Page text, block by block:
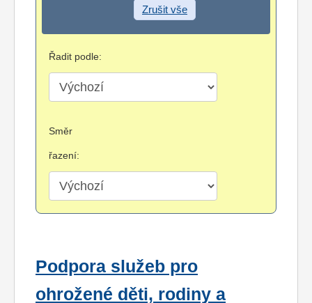
Zrušit vše
Řadit podle:
Směr
řazení:
Podpora služeb pro
ohrožené děti, rodiny a